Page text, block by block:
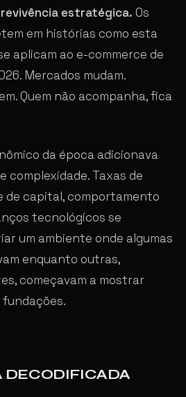
estratégica. Os
em histórias como esta
aplicam ao e-commerce de
Mercados mudam.
Quem não acompanha, fica
da época adicionava
complexidade. Taxas de
de capital, comportamento
tecnológicos se
um ambiente onde algumas
enquanto outras,
começavam a mostrar
fundações.
DECODIFICADA